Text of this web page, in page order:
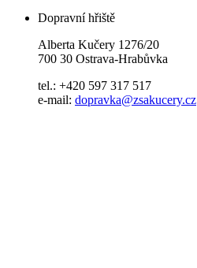
Dopravní hřiště
Alberta Kučery 1276/20
700 30 Ostrava-Hrabůvka
tel.: +420 597 317 517
e-mail: dopravka@zsakucery.cz